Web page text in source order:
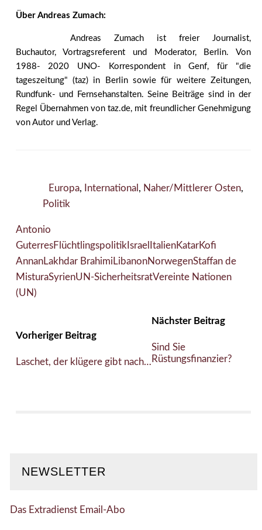
Über Andreas Zumach:
Andreas Zumach ist freier Journalist,
Buchautor, Vortragsreferent und Moderator, Berlin. Von
1988- 2020 UNO- Korrespondent in Genf, für "die
tageszeitung" (taz) in Berlin sowie für weitere Zeitungen,
Rundfunk- und Fernsehanstalten. Seine Beiträge sind in der
Regel Übernahmen von taz.de, mit freundlicher Genehmigung
von Autor und Verlag.
Europa, International , Naher/Mittlerer Osten,
Politik
Antonio
GuterresFlüchtlingspolitik Israel ItalienKatarKofi
AnnanLakhdar Brahimi LibanonNorwegenStaffan de
MisturaSyrienUN-SicherheitsratVereinte Nationen
(UN)
Vorheriger Beitrag
Laschet, der klügere gibt nach…
Nächster Beitrag
Sind Sie
Rüstungsfinanzier?
NEWSLETTER
Das Extradienst Email-Abo